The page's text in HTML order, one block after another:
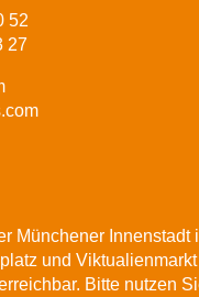
52
27
Münchener Innenstadt
und
Bitte nutzen